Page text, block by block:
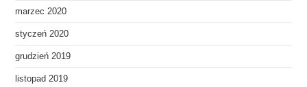
marzec 2020
styczeń 2020
grudzień 2019
listopad 2019